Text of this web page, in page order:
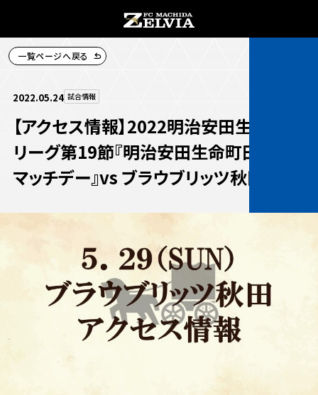
お知らせ
チケット
試合情報トップ
試合データ
試合日程・結果
順位表・ゴールランキング
一覧ページへ戻る
2022.05.24 試合情報
【アクセス情報】2022明治安田生命J2
リーグ第19節『明治安田生命町田支社
マッチデー』vs ブラウブリッツ秋田